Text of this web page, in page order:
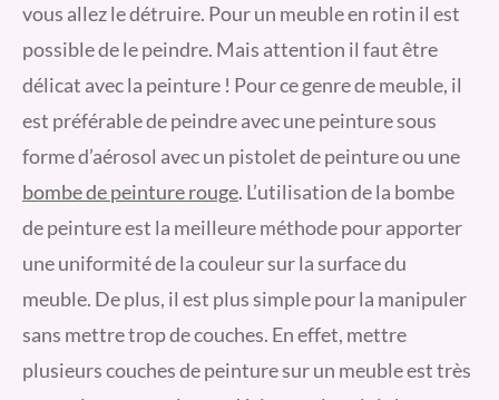
vous allez le détruire. Pour un meuble en rotin il est
possible de le peindre. Mais attention il faut être
délicat avec la peinture ! Pour ce genre de meuble, il
est préférable de peindre avec une peinture sous
forme d’aérosol avec un pistolet de peinture ou une
bombe de peinture rouge. L’utilisation de la bombe
de peinture est la meilleure méthode pour apporter
une uniformité de la couleur sur la surface du
meuble. De plus, il est plus simple pour la manipuler
sans mettre trop de couches. En effet, mettre
plusieurs couches de peinture sur un meuble est très